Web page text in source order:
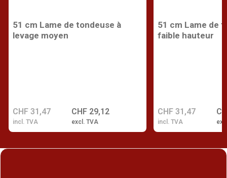
51 cm Lame de tondeuse à
levage moyen
CHF 29,12
excl. TVA
CHF 31,47
incl. TVA
51 cm Lame de
faible hauteur
CHF 31,47
incl. TVA